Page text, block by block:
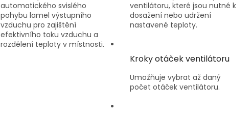
automatického svislého
pohybu lamel výstupního
vzduchu pro zajištění
efektivního toku vzduchu a
rozdělení teploty v místnosti.
ventilátoru, které jsou nutné k
dosažení nebo udržení
nastavené teploty.
Kroky otáček ventilátoru
Umožňuje vybrat až daný
počet otáček ventilátoru.